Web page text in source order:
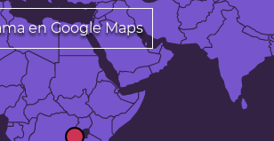
en Google Maps